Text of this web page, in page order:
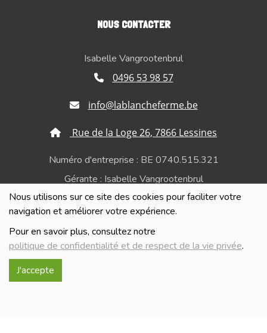
Nous utilisons sur ce site des cookies pour faciliter votre
navigation et améliorer votre expérience.
Pour en savoir plus, consultez notre
politique de confidentialité et de respect de la vie privée.
J'accepte
NOUS CONTACTER
Isabelle Vangrootenbrul
0496 53 98 57
info@lablancheferme.be
Rue de la Loge 26, 7866 Lessines
Numéro d'entreprise : BE 0740.515.321
Gérante : Isabelle Vangrootenbrul
Politique de confidentialité et de respect de la vie
privée